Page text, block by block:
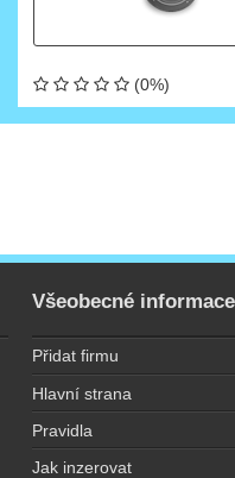
(0%)
Všeobecné informace
Přidat firmu
Hlavní strana
Pravidla
Jak inzerovat